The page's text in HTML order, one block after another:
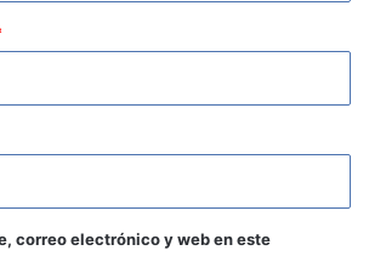
correo electrónico y web en este